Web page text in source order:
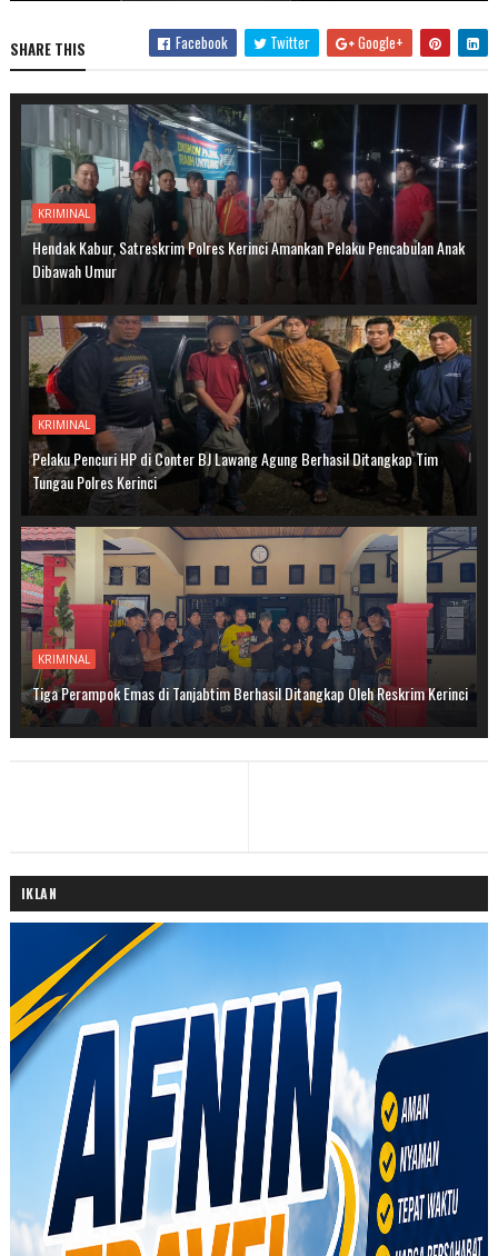
SHARE THIS Facebook Twitter Google+
KRIMINAL
Hendak Kabur, Satreskrim Polres Kerinci Amankan Pelaku Pencabulan Anak
Dibawah Umur
KRIMINAL
Pelaku Pencuri HP di Conter BJ Lawang Agung Berhasil Ditangkap Tim
Tungau Polres Kerinci
KRIMINAL
Tiga Perampok Emas di Tanjabtim Berhasil Ditangkap Oleh Reskrim Kerinci
IKLAN